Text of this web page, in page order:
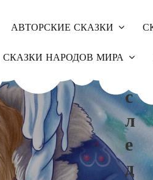
АВТОРСКИЕ СКАЗКИ
СКАЗКИ НАРОДОВ МИРА
С
Л
Е
Д